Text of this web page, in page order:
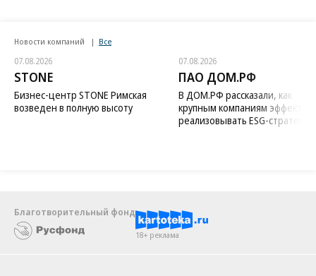
Новости компаний Все
07.08.2026
STONE
Бизнес-центр STONE Римская
возведен в полную высоту
07.08.2026
ПАО ДОМ.РФ
В ДОМ.РФ рассказали, как
крупным компаниям
реализовывать ESG-стратегию
Благотворительный фонд
18+ реклама